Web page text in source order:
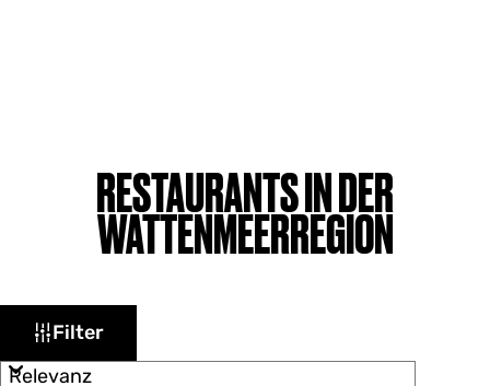
RESTAURANTS IN DER
WATTENMEERREGION
W
a Filter
r